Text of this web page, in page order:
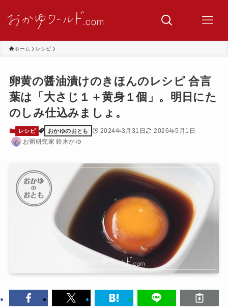
ホーム レシピ
卵黄の醤油漬けのきほんのレシピ 合言
葉は「大さじ１＋黄身１個」。明日にた
のしみ仕込みましょ。
レシピ おかゆのおとも 2024年3月31日
2026年5月1日
お粥研究家 鈴木かゆ